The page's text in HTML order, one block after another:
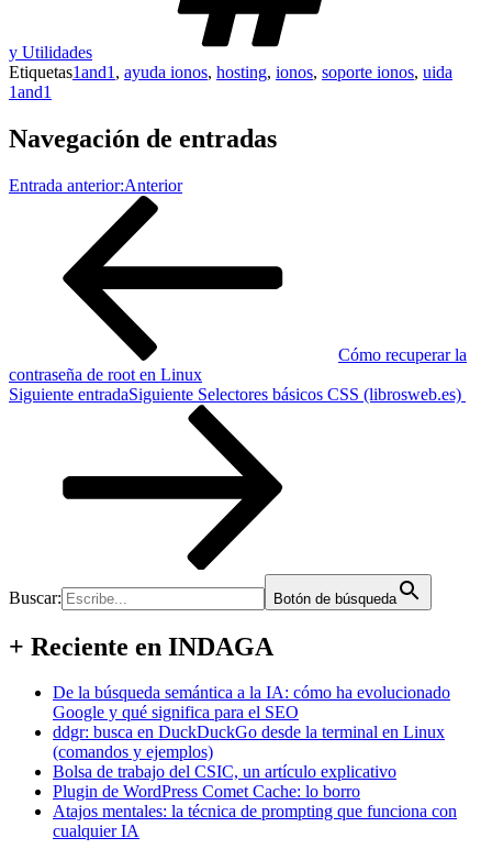
y Utilidades
Etiquetas1and1 , ayuda ionos, hosting, ionos, soporte ionos, uida
1and1
Navegación de entradas
Entrada anterior:Anterior
Cómo recuperar la
contraseña de root en Linux
Siguiente entradaSiguiente Selectores básicos CSS (librosweb.es)
Buscar: Botón de búsqueda
+ Reciente en INDAGA
De la búsqueda semántica a la IA: cómo ha evolucionado
Google y qué significa para el SEO
ddgr: busca en DuckDuckGo desde la terminal en Linux
(comandos y ejemplos)
Bolsa de trabajo del CSIC, un artículo explicativo
Plugin de WordPress Comet Cache: lo borro
Atajos mentales: la técnica de prompting que funciona con
cualquier IA